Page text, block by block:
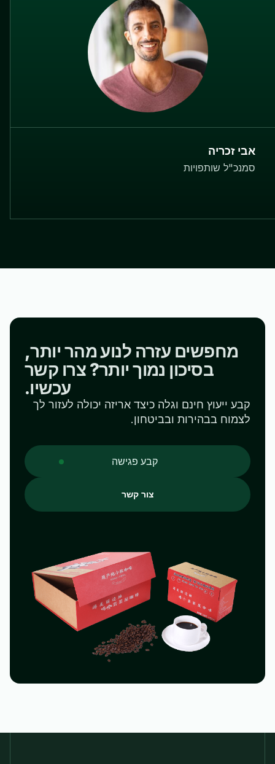
אבי זכריה
סמנכ"ל שותפויות
מחפשים עזרה לנוע מהר יותר,
בסיכון נמוך יותר? צרו קשר
עכשיו.
קבע ייעוץ חינם וגלה כיצד אריזה יכולה לעזור לך
לצמוח בבהירות ובביטחון.
קבע פגישה
צור קשר